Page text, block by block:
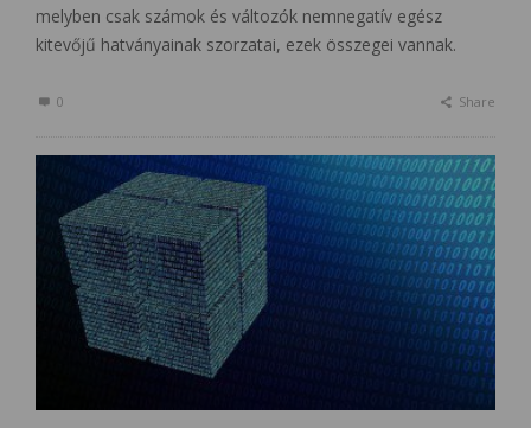
melyben csak számok és változók nemnegatív egész
kitevőjű hatványainak szorzatai, ezek összegei vannak.
0 Share